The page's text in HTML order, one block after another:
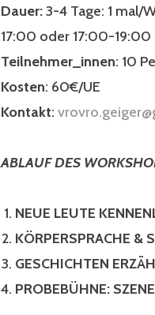
Dauer:3-4 Tage: 1 mal/
17:00 oder 17:00-19:00
Teilnehmer_innen: 10
Kosten: 60€/UE
Kontakt:
ABLAUF DES
NEUE LEUTE
KÖRPERSPRACHE &
GESCHICHTEN
PROBEBÜHNE: